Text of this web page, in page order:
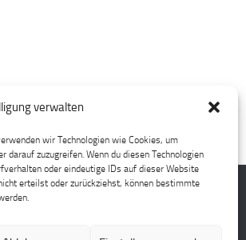
verwalten
wir Technologien wie Cookies, um
darauf zuzugreifen. Wenn du diesen Technologien
oder eindeutige IDs auf dieser Website
erteilst oder zurückziehst, können bestimmte